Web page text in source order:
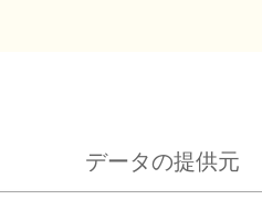
データの提供元